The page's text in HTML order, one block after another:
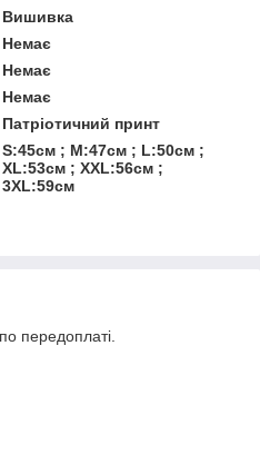
Вишивка
Немає
Немає
Немає
Патріотичний принт
S:45см ; M:47см ; L:50см ;
XL:53см ; XXL:56см ;
3XL:59см
передоплаті.